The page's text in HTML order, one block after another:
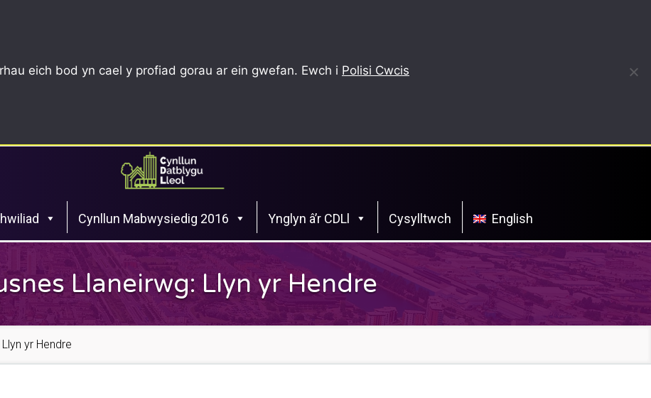
eich bod yn cael y profiad gorau ar ein gwefan. Ewch i Polisi Cwcis
Cynllun Mabwysiedig 2016 Ynglyn â’r CDLl Cysylltwch English
Llaneirwg: Llyn yr Hendre
yr Hendre